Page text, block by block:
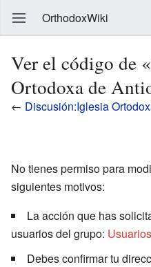
OrthodoxWiki
Ver el código de
Ortodoxa de
← Discusión:Iglesia
No tienes permiso para
siguientes motivos:
La acción que has
usuarios del grupo: Usuarios
Debes confirmar tu